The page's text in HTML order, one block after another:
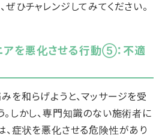
ひチャレンジしてみてください。
を悪化させる行動⑤：不適
を和らげようと、マッサージを受
。しかし、専門知識のない施術者に
、症状を悪化させる危険性があり